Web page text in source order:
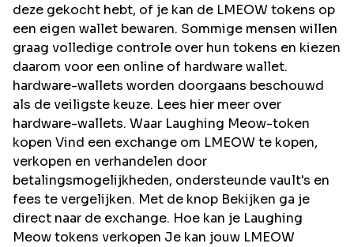
deze gekocht hebt, of je kan de LMEOW tokens op
een eigen wallet bewaren. Sommige mensen willen
graag volledige controle over hun tokens en kiezen
daarom voor een online of hardware wallet.
hardware-wallets worden doorgaans beschouwd
als de veiligste keuze. Lees hier meer over
hardware-wallets. Waar Laughing Meow-token
kopen Vind een exchange om LMEOW te kopen,
verkopen en verhandelen door
betalingsmogelijkheden, ondersteunde vault's en
fees te vergelijken. Met de knop Bekijken ga je
direct naar de exchange. Hoe kan je Laughing
Meow tokens verkopen Je kan jouw LMEOW